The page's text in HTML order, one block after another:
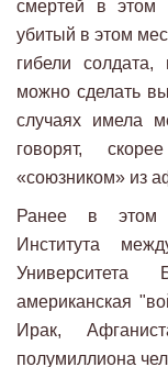
смертей в этом
убитый в этом
гибели
можно сделать
случаях имела
говорят,
«союзником» из
Ранее в этом
Института
американская
Ирак,
полумиллиона